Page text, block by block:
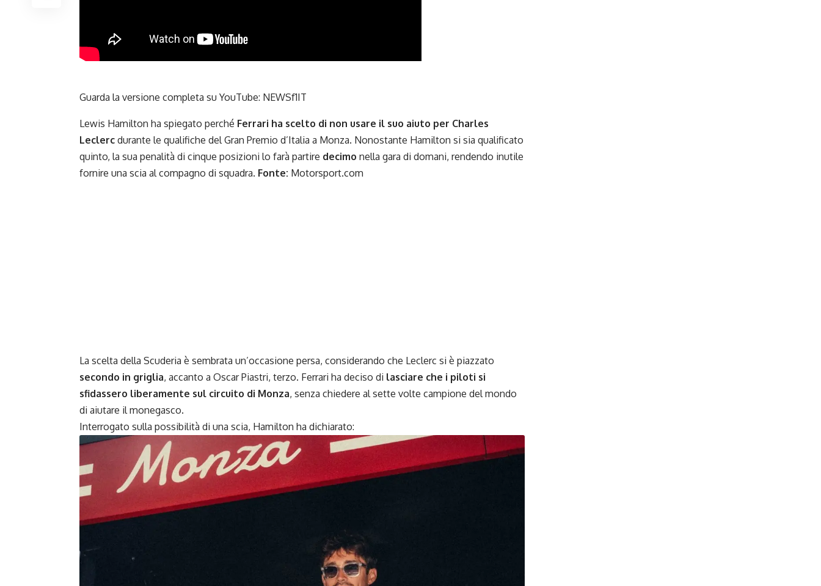
Guarda la versione completa su YouTube: NEWSf1IT
Lewis Hamilton ha spiegato perché Ferrari ha scelto di non usare il suo aiuto per Charles
Leclerc durante le qualifiche delGran Premio d’Italia a Monza. Nonostante Hamilton si sia qualificato
quinto, la sua penalità di cinque posizioni lo farà partire decimo nella gara di domani, rendendo inutile
fornire una scia al compagno di squadra. Fonte: Motorsport.com
La scelta della Scuderia è sembrata un’occasione persa, considerando che Leclerc si è piazzato
secondo in griglia, accanto a Oscar Piastri, terzo. Ferrari ha deciso di lasciare che i piloti si
sfidassero liberamente sul circuito di Monza, senza chiedere al sette volte campione del mondo
di aiutare il monegasco.
Interrogato sulla possibilità di una scia, Hamilton ha dichiarato: